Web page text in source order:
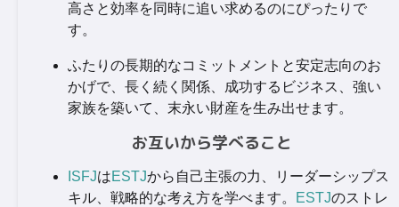
高さと効率を同時に追い求めるのにぴったりで
す。
ふたりの長期的なコミットメントと安定志向のお
かげで、長く続く関係、成功するビジネス、強い
家族を築いて、末永い財産を生み出せます。
お互いから学べること
ISFJはESTJから自己主張の力、リーダーシップス
キル、戦略的な考え方を学べます。
ESTJのストレ